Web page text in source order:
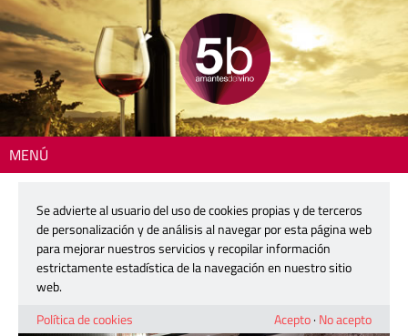
MENÚ
El Celler del Tossal
Se advierte al usuario del uso de cookies propias y de terceros
de personalización y de análisis al navegar por esta página web
para mejorar nuestros servicios y recopilar información
estrictamente estadística de la navegación en nuestro sitio
web.
Política de cookies
Acepto· No acepto